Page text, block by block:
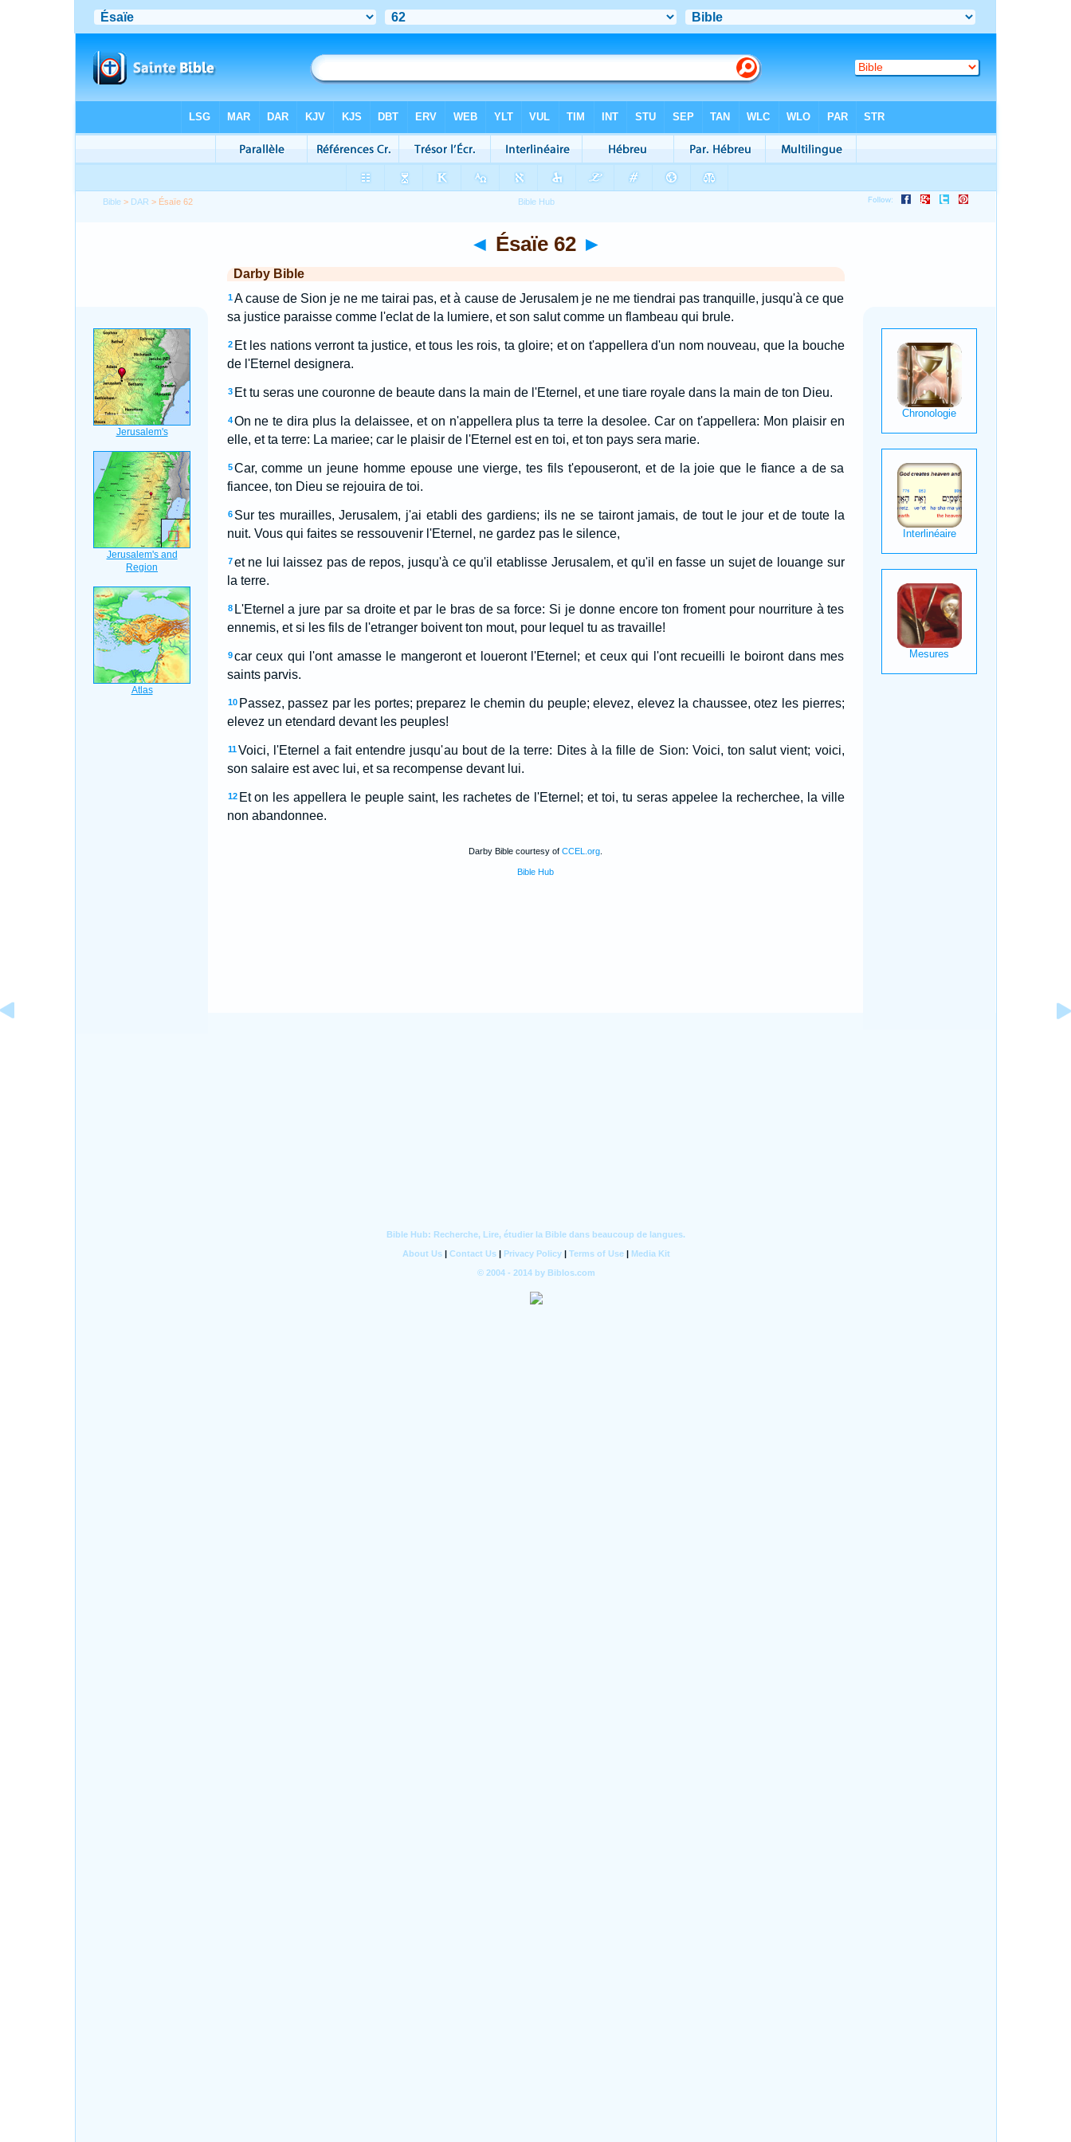
Bible > DAR > Ésaïe 62
◄ Ésaïe 62 ►
Darby Bible
1 A cause de Sion je ne me tairai pas, et à cause de Jerusalem je ne me tiendrai pas tranquille, jusqu'à ce que
sa justice paraisse comme l'eclat de la lumiere, et son salut comme un flambeau qui brule.
2 Et les nations verront ta justice, et tous les rois, ta gloire; et on t'appellera d'un nom nouveau, que la bouche
de l'Eternel designera.
3 Et tu seras une couronne de beaute dans la main de l'Eternel, et une tiare royale dans la main de ton Dieu.
4 On ne te dira plus la delaissee, et on n'appellera plus ta terre la desolee. Car on t'appellera: Mon plaisir en
elle, et ta terre: La mariee; car le plaisir de l'Eternel est en toi, et ton pays sera marie.
5 Car, comme un jeune homme epouse une vierge, tes fils t'epouseront, et de la joie que le fiance a de sa
fiancee, ton Dieu se rejouira de toi.
6 Sur tes murailles, Jerusalem, j'ai etabli des gardiens; ils ne se tairont jamais, de tout le jour et de toute la
nuit. Vous qui faites se ressouvenir l'Eternel, ne gardez pas le silence,
7 et ne lui laissez pas de repos, jusqu'à ce qu'il etablisse Jerusalem, et qu'il en fasse un sujet de louange sur
la terre.
8 L'Eternel a jure par sa droite et par le bras de sa force: Si je donne encore ton froment pour nourriture à tes
ennemis, et si les fils de l'etranger boivent ton mout, pour lequel tu as travaille!
9 car ceux qui l'ont amasse le mangeront et loueront l'Eternel; et ceux qui l'ont recueilli le boiront dans mes
saints parvis.
10 Passez, passez par les portes; preparez le chemin du peuple; elevez, elevez la chaussee, otez les pierres;
elevez un etendard devant les peuples!
11 Voici, l'Eternel a fait entendre jusqu'au bout de la terre: Dites à la fille de Sion: Voici, ton salut vient; voici,
son salaire est avec lui, et sa recompense devant lui.
12 Et on les appellera le peuple saint, les rachetes de l'Eternel; et toi, tu seras appelee la recherchee, la ville
non abandonnee.
Darby Bible courtesy of CCEL.org
Bible Hub